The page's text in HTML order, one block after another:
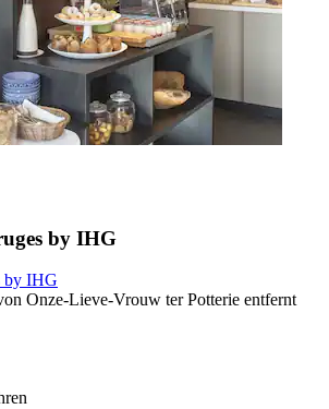
by IHG
by IHG
Onze-Lieve-Vrouw ter Potterie entfernt